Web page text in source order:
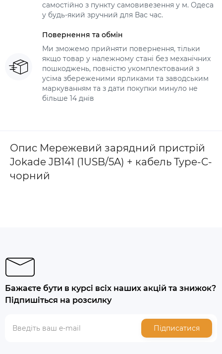
самостійно з пункту самовивезення у м. Одеса
у будь-який зручний для Вас час.
Повернення та обмін
Ми зможемо прийняти повернення, тільки
якщо товар у належному стані без механічних
пошкоджень, повністю укомплектований з
усіма збереженими ярликами та заводським
маркуванням та з дати покупки минуло не
більше 14 днів
Опис Мережевий зарядний пристрій
Jokade JB141 (1USB/5A) + кабель Type-C-
чорний
Бажаєте бути в курсі всіх наших акцій та знижок?
Підпишіться на розсилку
Підписатися